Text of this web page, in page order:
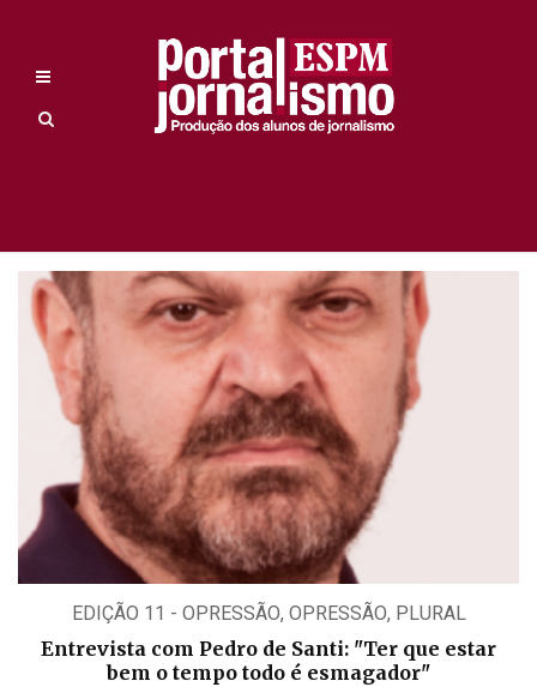
EDIÇÃO 11 - OPRESSÃO, OPRESSÃO, PLURAL
Entrevista com Pedro de Santi: "Ter que estar
bem o tempo todo é esmagador"